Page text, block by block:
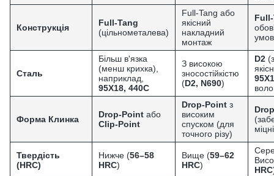
Конструкція
Full-Tang
(цільнометалева)
Full-Tang або
якісний
накладний
монтаж
Сталь
Більш в'язка
(менш крихка),
наприклад,
95Х18, 440C
З високою
зносостійкістю
(D2, N690)
D2
Форма Клинка Drop-Point або
Clip-Point
Drop-Point з
високим
спуском (для
точного різу)
Твердість
(HRC)
Нижче (56–58
HRC)
Вище (59–62
HRC)
HRC